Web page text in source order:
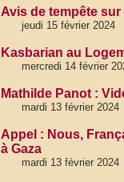
Avis de tempête
jeudi 15 février 2024
Kasbarian au
mercredi 14 février
Mathilde Panot :
mardi 13 février 2024
Appel : Nous,
à Gaza
mardi 13 février 2024